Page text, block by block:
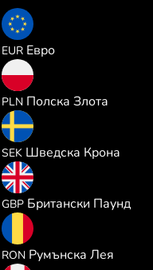
EUR Евро
PLN Полска Злота
SEK Шведска Крона
GBP Британски Паунд
RON Румънска Лея